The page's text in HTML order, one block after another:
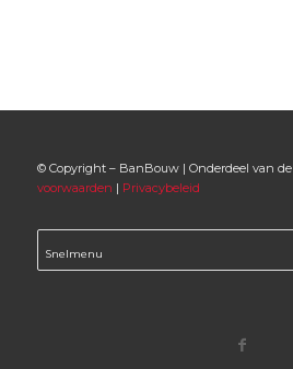
© Copyright – BanBouw | Onderdeel van de
voorwaarden | Privacybeleid